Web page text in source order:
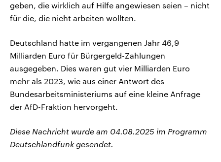
geben, die wirklich auf Hilfe angewiesen seien – nicht
für die, die nicht arbeiten wollten.
Deutschland hatte im vergangenen Jahr 46,9
Milliarden Euro für Bürgergeld-Zahlungen
ausgegeben. Dies waren gut vier Milliarden Euro
mehr als 2023, wie aus einer Antwort des
Bundesarbeitsministeriums auf eine kleine Anfrage
der AfD-Fraktion hervorgeht.
Diese Nachricht wurde am 04.08.2025 im Programm
Deutschlandfunk gesendet.